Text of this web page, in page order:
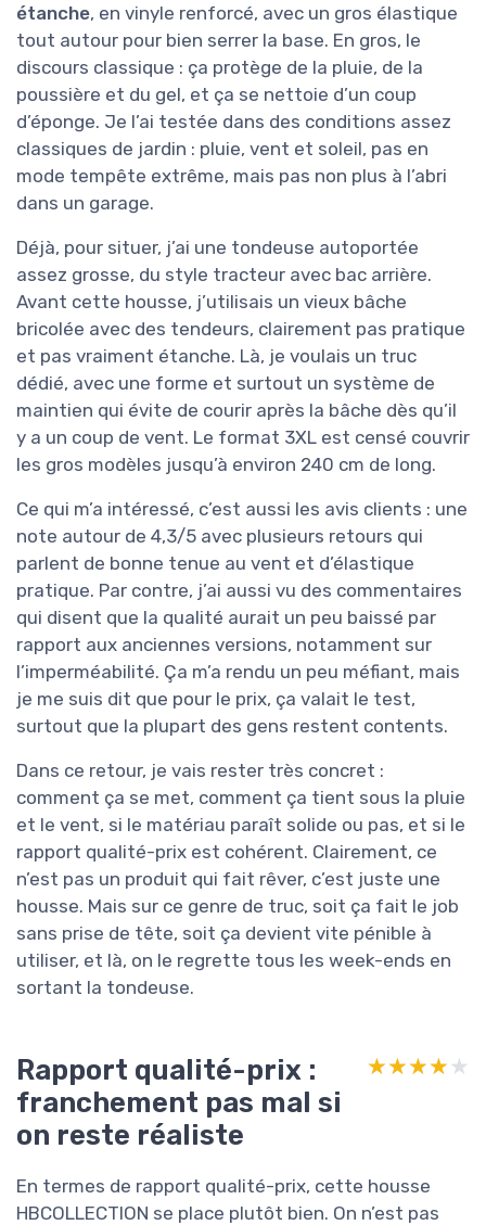
étanche, en vinyle renforcé, avec un gros élastique
tout autour pour bien serrer la base. En gros, le
discours classique : ça protège de la pluie, de la
poussière et du gel, et ça se nettoie d’un coup
d’éponge. Je l’ai testée dans des conditions assez
classiques de jardin : pluie, vent et soleil, pas en
mode tempête extrême, mais pas non plus à l’abri
dans un garage.
Déjà, pour situer, j’ai une tondeuse autoportée
assez grosse, du style tracteur avec bac arrière.
Avant cette housse, j’utilisais un vieux bâche
bricolée avec des tendeurs, clairement pas pratique
et pas vraiment étanche. Là, je voulais un truc
dédié, avec une forme et surtout un système de
maintien qui évite de courir après la bâche dès qu’il
y a un coup de vent. Le format 3XL est censé couvrir
les gros modèles jusqu’à environ 240 cm de long.
Ce qui m’a intéressé, c’est aussi les avis clients : une
note autour de 4,3/5 avec plusieurs retours qui
parlent de bonne tenue au vent et d’élastique
pratique. Par contre, j’ai aussi vu des commentaires
qui disent que la qualité aurait un peu baissé par
rapport aux anciennes versions, notamment sur
l’imperméabilité. Ça m’a rendu un peu méfiant, mais
je me suis dit que pour le prix, ça valait le test,
surtout que la plupart des gens restent contents.
Dans ce retour, je vais rester très concret :
comment ça se met, comment ça tient sous la pluie
et le vent, si le matériau paraît solide ou pas, et si le
rapport qualité-prix est cohérent. Clairement, ce
n’est pas un produit qui fait rêver, c’est juste une
housse. Mais sur ce genre de truc, soit ça fait le job
sans prise de tête, soit ça devient vite pénible à
utiliser, et là, on le regrette tous les week-ends en
sortant la tondeuse.
Rapport qualité-prix :
franchement pas mal si
on reste réaliste
★★★★★
★★★★★
En termes de rapport qualité-prix, cette housse
HBCOLLECTION se place plutôt bien. On n’est pas